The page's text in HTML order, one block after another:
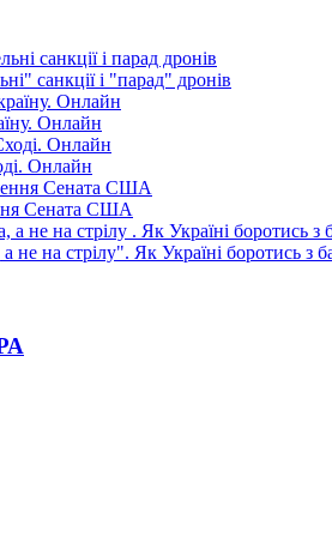
санкції і "парад" дронів
Онлайн
Онлайн
Сената США
на стрілу". Як Україні боротись з